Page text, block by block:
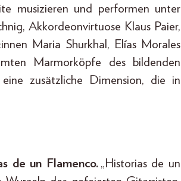
musizieren und performen unter
Akkordeonvirtuose Klaus Paier,
Maria Shurkhal, Elías Morales
Marmorköpfe des bildenden
zusätzliche Dimension, die in
de un Flamenco. „Historias de un